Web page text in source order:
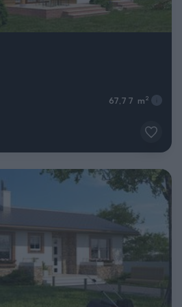
67,77 m 2